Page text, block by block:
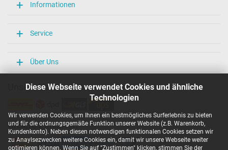
Diese Webseite verwendet Cookies und ähnliche
Technologien
Wir verwenden Cookies, um Ihnen ein bestmögliches Surferlebnis zu bieten
und für die ordnungsgemäße Funktion unserer Website (z.B. Warenkorb,
Kundenkonto). Neben diesen notwendigen funktionalen Cookies setzen wir
zu Anaylsezwecken weitere Cookies ein, damit wir unsere Webseite weiter
optimieren können. Wenn Sie auf "Zustimmen" klicken, stimmen Sie der
Informationen
Service
Über Uns
Unsere Versandarten
Unsere Zahlarten